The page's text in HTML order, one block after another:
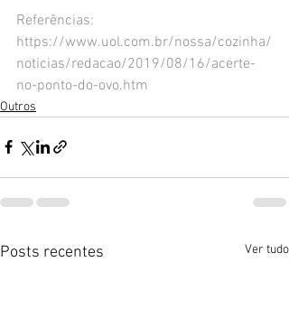
Referências:
https://www.uol.com.br/nossa/cozinha/
noticias/redacao/2019/08/16/acerte-
no-ponto-do-ovo.htm
Outros
Posts recentes Ver tudo